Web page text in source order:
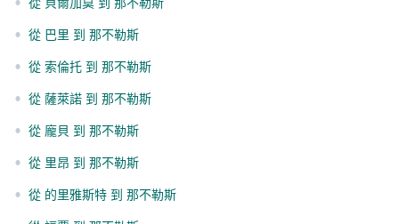
• 從 貝爾加莫 到 那不勒斯
• 從 巴里 到 那不勒斯
• 從 索倫托 到 那不勒斯
• 從 薩萊諾 到 那不勒斯
• 從 龐貝 到 那不勒斯
• 從 里昂 到 那不勒斯
• 從 的里雅斯特 到 那不勒斯